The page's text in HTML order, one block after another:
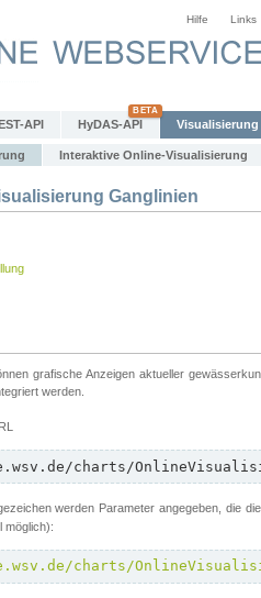
Hilfe Links
API HyDAS-API Visualisierung
Interaktive Online-Visualisierung
Ganglinien
grafische Anzeigen aktueller
werden.
charts/
werden Parameter angegeben, die
möglich):
charts/